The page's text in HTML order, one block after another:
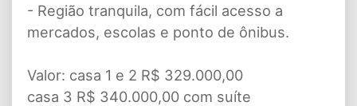
- Região tranquila, com fácil acesso a
mercados, escolas e ponto de ônibus.
Valor: casa 1 e 2 R$ 329.000,00
casa 3 R$ 340.000,00 com suíte